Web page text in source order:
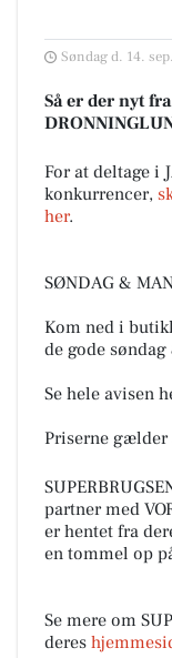
Søndag d. 14.
Så er der nyt
For at deltage i
konkurrencer,
her.
SØNDAG &
Kom ned i
de gode
Se hele avisen
Priserne gælder
partner med
er hentet fra
en tommel op
Se mere om
deres